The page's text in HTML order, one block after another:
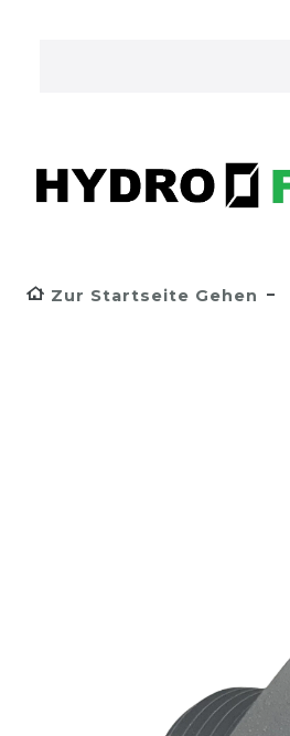
Zur Startseite Gehen